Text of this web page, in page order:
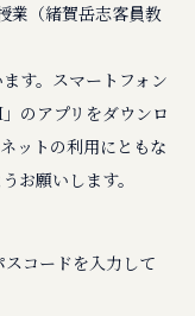
（緒賀岳志客員教
す。スマートフォン
のアプリをダウンロ
ットの利用にともな
お願いします。
コードを入力して